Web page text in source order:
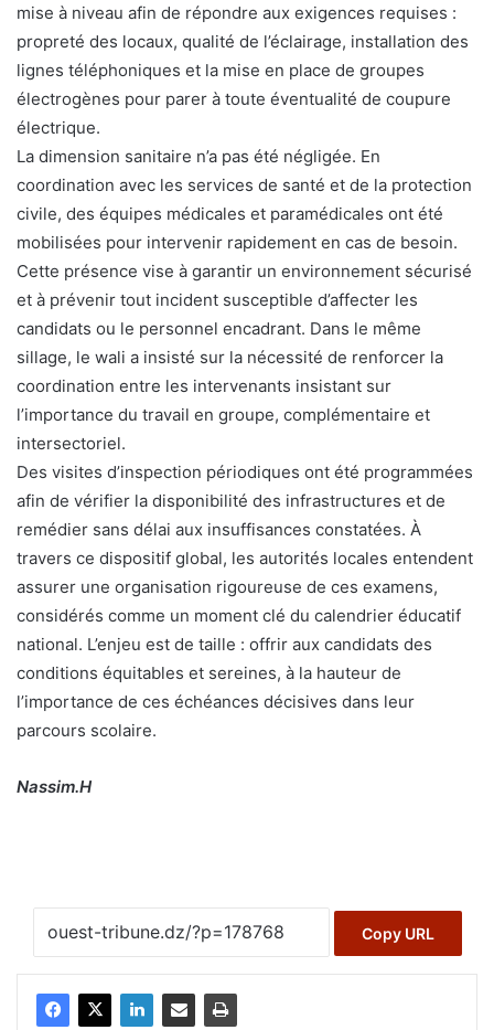
mise à niveau afin de répondre aux exigences requises :
propreté des locaux, qualité de l’éclairage, installation des
lignes téléphoniques et la mise en place de groupes
électrogènes pour parer à toute éventualité de coupure
électrique.
La dimension sanitaire n’a pas été négligée. En
coordination avec les services de santé et de la protection
civile, des équipes médicales et paramédicales ont été
mobilisées pour intervenir rapidement en cas de besoin.
Cette présence vise à garantir un environnement sécurisé
et à prévenir tout incident susceptible d’affecter les
candidats ou le personnel encadrant. Dans le même
sillage, le wali a insisté sur la nécessité de renforcer la
coordination entre les intervenants insistant sur
l’importance du travail en groupe, complémentaire et
intersectoriel.
Des visites d’inspection périodiques ont été programmées
afin de vérifier la disponibilité des infrastructures et de
remédier sans délai aux insuffisances constatées. À
travers ce dispositif global, les autorités locales entendent
assurer une organisation rigoureuse de ces examens,
considérés comme un moment clé du calendrier éducatif
national. L’enjeu est de taille : offrir aux candidats des
conditions équitables et sereines, à la hauteur de
l’importance de ces échéances décisives dans leur
parcours scolaire.
Nassim.H
Copy URL